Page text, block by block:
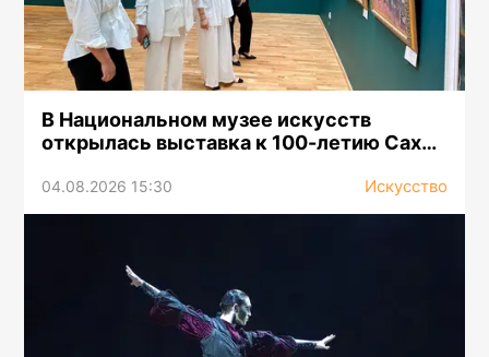
В Национальном музее искусств
открылась выставка к 100-летию Сахи
04.08.2026 15:30 Искусство